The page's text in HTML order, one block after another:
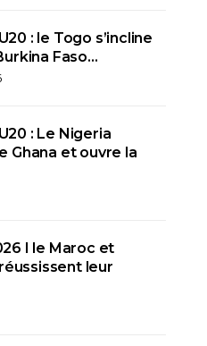
: le Togo s’incline
Faso…
: Le Nigeria
Ghana et ouvre la
I le Maroc et
réussissent leur